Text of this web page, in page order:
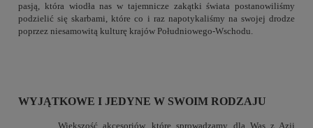
pasją, która wiodła nas w tajemnicze zakątki świata postanowiliśmy
podzielić się skarbami, które co i raz napotykaliśmy na swojej drodze
poprzez niesamowitą kulturę krajów Południowego-Wschodu.
WYJĄTKOWE I JEDYNE W SWOIM RODZAJU
Większość akcesoriów, które sprowadzamy dla Was z Azji